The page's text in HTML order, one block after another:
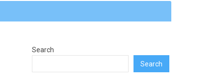
Search
Search